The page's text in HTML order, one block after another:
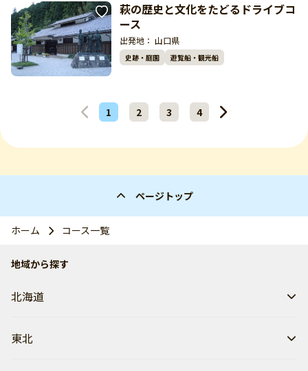
萩の歴史と文化をたどるドライブコ
ース
出発地： 山口県
史跡・庭園 遊覧船・観光船
1 2 3 4
ページトップ
ホーム コース一覧
地域から探す
北海道
東北